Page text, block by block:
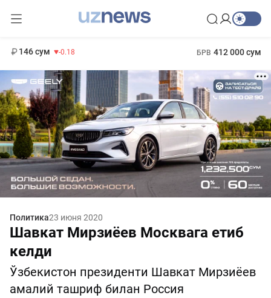
146 сум -0.18 БРВ 412 000 сум
Политика23 июня 2020
Шавкат Мирзиёев Москвага етиб
келди
Ўзбекистон президенти Шавкат Мирзиёев
амалий ташриф билан Россия